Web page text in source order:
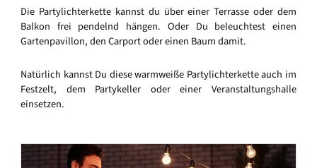
Die Partylichterkette kannst du über einer Terrasse oder dem
Balkon frei pendelnd hängen. Oder Du beleuchtest einen
Gartenpavillon, den Carport oder einen Baum damit.
Natürlich kannst Du diese warmweiße Partylichterkette auch im
Festzelt, dem Partykeller oder einer Veranstaltungshalle
einsetzen.